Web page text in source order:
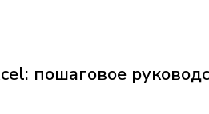
пошаговое